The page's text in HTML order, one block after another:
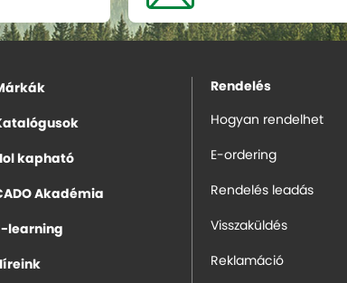
kapható
Akadémia
learning
Rendelés
Hogyan rendelhet
E-ordering
Rendelés leadás
Visszaküldés
Reklamáció